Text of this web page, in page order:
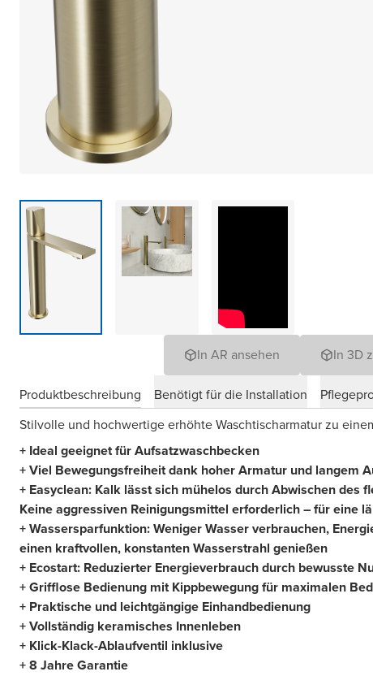
In AR ansehen In 3D
Produktbeschreibung Benötigt für die Installation
Stilvolle und hochwertige erhöhte Waschtischarmatur zu
+ Ideal geeignet für Aufsatzwaschbecken
+ Viel Bewegungsfreiheit dank hoher Armatur und langem
+ Easyclean: Kalk lässt sich mühelos durch Abwischen des
Keine aggressiven Reinigungsmittel erforderlich – für eine
+ Wassersparfunktion: Weniger Wasser verbrauchen,
einen kraftvollen, konstanten Wasserstrahl genießen
+ Ecostart: Reduzierter Energieverbrauch durch bewusste
+ Grifflose Bedienung mit Kippbewegung für maximalen
+ Praktische und leichtgängige Einhandbedienung
+ Vollständig keramisches Innenleben
+ Klick-Klack-Ablaufventil inklusive
+ 8 Jahre Garantie